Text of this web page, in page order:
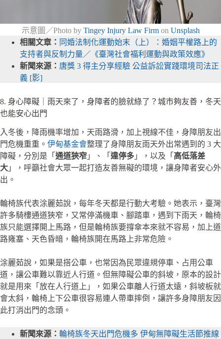
示意圖／Photo by Tingey Injury Law Firmon Unsplash
相關文章： 同婚法制化運動始末（上）：婚姻平權路上的
支持者與反制力量／《臺灣社會福利運動與政策效應》
新聞來源： 唐獎 3 得主分享經驗 公益訴訟實踐環境司法正
義 [影]
8. 身心障礙｜雨天來了，身障者的臉就綠了？城市夠友善，冬天
也能安心出門
入冬後，降雨機率增加，天雨路滑，加上視線不佳，身障朋友出
門危機重重。 伊甸基金會整理了身障朋友雨天外出常遇到的 3 大
障礙，分別是「 通道狹窄 」、「 違停多 」，以及「 高低落差
大 」，呼籲社會大眾一起打造友善無礙的環境，讓身障者安心外
出。
輪椅族代表涂麗茹說，每年冬天都是行動大考驗。她表示，臺灣
許多騎樓通道狹窄，又常停滿機車、腳踏車，遇到下雨天，輪椅
族只能選擇開上馬路，但是輪椅族要撐傘本來就不容易，加上道
路雍塞、天色昏暗，輪椅族開在馬路上非常危險。
涂麗茹說，如果是搭公車，也常因為民眾違規停車、占用公車
道，讓公車難以靠近人行道。但無障礙公車的斜坡，原本的設計
就是用來「放在人行道上」，如果公車離人行道太遠，斜坡板就
會太斜，輪椅上下公車很容易連人帶車摔倒，讓許多身障朋友因
此打消出門的念頭。
新聞來源： 輪椅族冬天出門危機多 伊甸無障礙生活節推線